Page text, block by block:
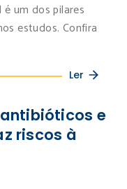
um dos pilares
estudos. Confira
Ler
e
riscos à